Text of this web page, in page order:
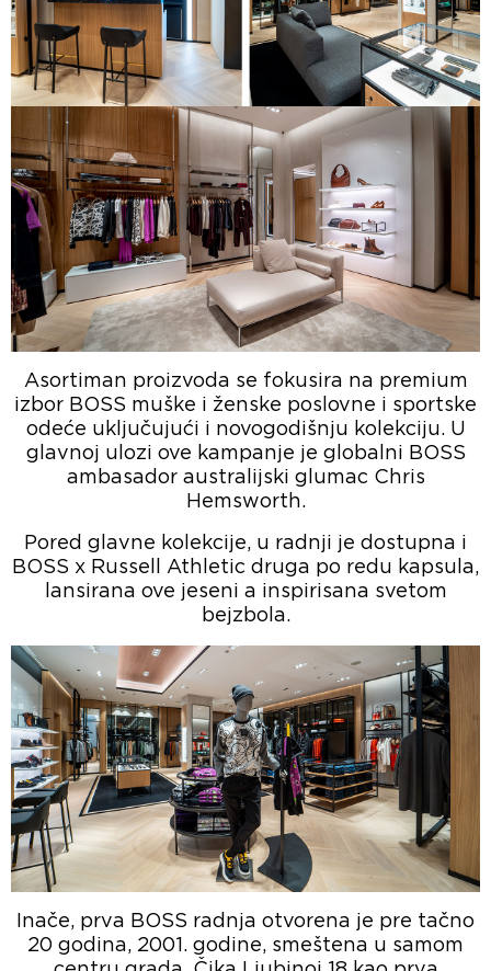
Asortiman proizvoda se fokusira na premium
izbor BOSS muške i ženske poslovne i sportske
odeće uključujući i novogodišnju kolekciju. U
glavnoj ulozi ove kampanje je globalni BOSS
ambasador australijski glumac Chris
Hemsworth.
Pored glavne kolekcije, u radnji je dostupna i
BOSS x Russell Athletic druga po redu kapsula,
lansirana ove jeseni a inspirisana svetom
bejzbola.
Inače, prva BOSS radnja otvorena je pre tačno
20 godina, 2001. godine, smeštena u samom